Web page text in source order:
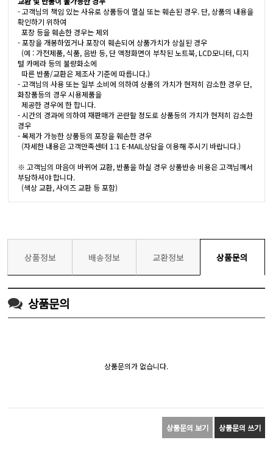
- 고객님의 책임 있는 사유로 상품등이 멸실 또는 훼손된 경우. 단, 상품의 내용을
확인하기 위하여
포장 등을 훼손한 경우는 제외
- 포장을 개봉하였거나 포장이 훼손되어 상품가치가 상실된 경우
(예 : 가전제품, 식품, 음반 등, 단 액정화면이 부착된 노트북, LCD모니터, 디지
털 카메라 등의 불량화소에
따른 반품/교환은 제조사 기준에 따릅니다.)
- 고객님의 사용 또는 일부 소비에 의하여 상품의 가치가 현저히 감소한 경우 단,
화장품등의 경우 시용제품을
제공한 경우에 한 합니다.
- 시간의 경과에 의하여 재판매가 곤란할 정도로 상품등의 가치가 현저히 감소한
경우
- 복제가 가능한 상품등의 포장을 훼손한 경우
(자세한 내용은 고객만족센터 1:1 E-MAIL상담을 이용해 주시기 바랍니다.)
※ 고객님의 마음이 바뀌어 교환, 반품을 하실 경우 상품반송 비용은 고객님께서
부담하셔야 합니다.
(색상 교환, 사이즈 교환 등 포함)
상품정보 배송정보 교환정보 상품문의
상품문의
상품문의가 없습니다.
상품문의 보기 상품문의 쓰기